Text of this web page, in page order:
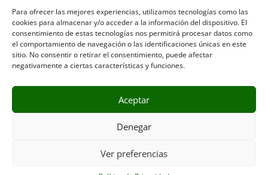
Para ofrecer las mejores experiencias, utilizamos tecnologías como las
cookies para almacenar y/o acceder a la información del dispositivo. El
consentimiento de estas tecnologías nos permitirá procesar datos como
el comportamiento de navegación o las identificaciones únicas en este
sitio. No consentir o retirar el consentimiento, puede afectar
negativamente a ciertas características y funciones.
Aceptar
Denegar
Ver preferencias
RESERVAR
Aviso Legal
Política de Cookies
Política de
Condiciones de
venta y